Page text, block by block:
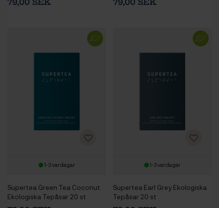
79,00 SEK 79,00 SEK
1-3 vardagar
Supertea Green Tea Coconut
Ekologiska Tepåsar 20 st
1-3 vardagar
Supertea Earl Grey Ekologiska
Tepåsar 20 st